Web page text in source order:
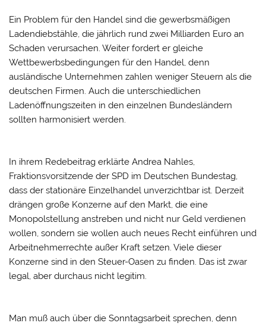
Ein Problem für den Handel sind die gewerbsmäßigen
Ladendiebstähle, die jährlich rund zwei Milliarden Euro an
Schaden verursachen. Weiter fordert er gleiche
Wettbewerbsbedingungen für den Handel, denn
ausländische Unternehmen zahlen weniger Steuern als die
deutschen Firmen. Auch die unterschiedlichen
Ladenöffnungszeiten in den einzelnen Bundesländern
sollten harmonisiert werden.
In ihrem Redebeitrag erklärte Andrea Nahles,
Fraktionsvorsitzende der SPD im Deutschen Bundestag,
dass der stationäre Einzelhandel unverzichtbar ist. Derzeit
drängen große Konzerne auf den Markt, die eine
Monopolstellung anstreben und nicht nur Geld verdienen
wollen, sondern sie wollen auch neues Recht einführen und
Arbeitnehmerrechte außer Kraft setzen. Viele dieser
Konzerne sind in den Steuer-Oasen zu finden. Das ist zwar
legal, aber durchaus nicht legitim.
Man muß auch über die Sonntagsarbeit sprechen, denn